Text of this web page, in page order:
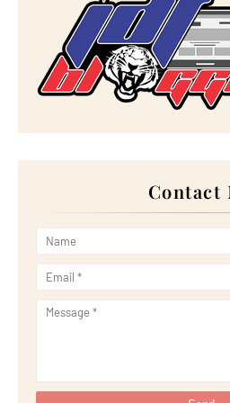
December 2022(18)
November 2022
(17)
October 2022(21)
September 2022(18)
►August 2022(20)
► July 2022(23)
►June 2022(21)
►April 2022(51)
►February 2022(19)
►October 2021
►September 2021(29)
►August 2021(32)
►July 2021
►June 2021(34)
►May 2021
Random Photo on Sunday
Contact